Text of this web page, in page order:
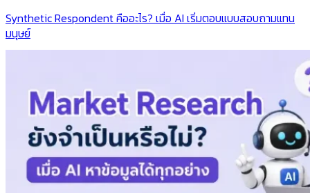
Synthetic Respondent คืออะไร? เมื่อ AI เริ่มตอบแบบสอบถามแทน
มนุษย์